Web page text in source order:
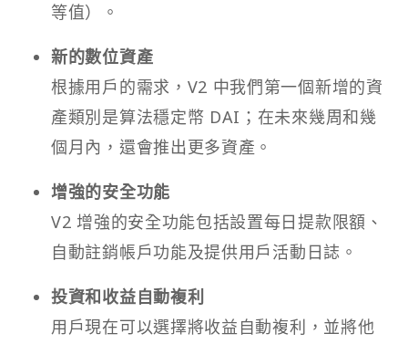
等值）。
新的數位資產
根據用戶的需求，V2 中我們第一個新增的資
產類別是算法穩定幣 DAI；在未來幾周和幾
個月內，還會推出更多資產。
增強的安全功能
V2 增強的安全功能包括設置每日提款限額、
自動註銷帳戶功能及提供用戶活動日誌。
投資和收益自動複利
用戶現在可以選擇將收益自動複利，並將他